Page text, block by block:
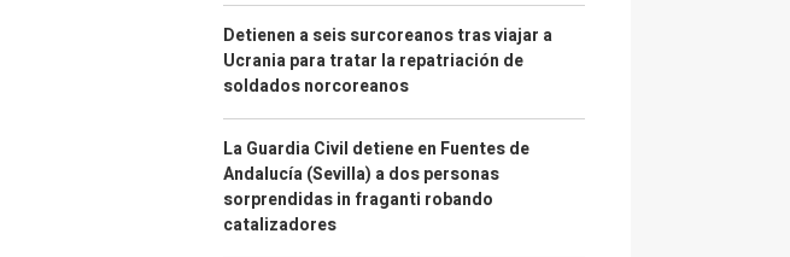
Detienen a seis surcoreanos tras viajar a
Ucrania para tratar la repatriación de
soldados norcoreanos
La Guardia Civil detiene en Fuentes de
Andalucía (Sevilla) a dos personas
sorprendidas in fraganti robando
catalizadores